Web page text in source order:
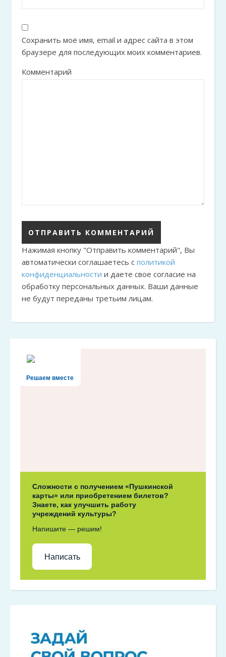
Сохранить моё имя, email и адрес сайта в этом
браузере для последующих моих комментариев.
Комментарий
Нажимая кнопку "Отправить комментарий", Вы
автоматически соглашаетесь с политикой
конфиденциальности и даете свое согласие на
обработку персональных данных. Ваши данные
не будут переданы третьим лицам.
Решаем вместе
Сложности с получением «Пушкинской
карты» или приобретением билетов?
Знаете, как улучшить работу
учреждений культуры?
Напишите — решим!
Написать